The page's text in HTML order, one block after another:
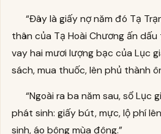
“Đây là giấy nợ năm đó Tạ
thân của Tạ Hoài Chương ấn dấu
vay hai mươi lượng bạc của Lục
sách, mua thuốc, lên phủ thành
“Ngoài ra ba năm sau, sổ Lục
phát sinh: giấy bút, mực, lộ phí
sinh, áo bông mùa đông.”